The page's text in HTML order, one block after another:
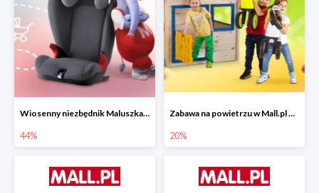
Wiosenny niezbędnik Maluszka w Mall.pl do -44%
44%
Zabawa na powietrzu w Mall.pl do -20%
20%